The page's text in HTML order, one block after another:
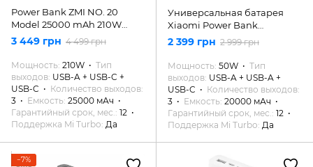
Power Bank ZMI NO. 20
Model 25000 mAh 210W
BACKUP BATTERY (QB826G)
3 449 грн 4 499 грн
Мощность 210W
Тип
выходов USB-A + USB-C +
USB-C
Количество выходов
3
Емкость 25000 мАч
Гарантийный срок, мес. 12
Поддержка Mi Turbo Да
Универсальная батарея
Xiaomi Power Bank
20000mAh 50W Black
(BHR5121GL)
2 399 грн 2 999 грн
Мощность 50W
Тип
выходов USB-A + USB-A +
USB-C
Количество выходов
3
Емкость 20000 мАч
Гарантийный срок, мес. 12
Поддержка Mi Turbo Да
−7%